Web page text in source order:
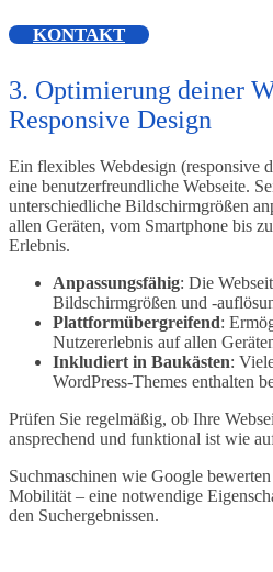
KONTAKT
3. Optimierung deiner
Responsive Design
Ein flexibles Webdesign (responsive
eine benutzerfreundliche Webseite.
unterschiedliche Bildschirmgrößen
allen Geräten, vom Smartphone bis
Erlebnis.
Anpassungsfähig: Die
Bildschirmgrößen und -
Plattformübergreifend:
Nutzererlebnis auf allen
Inkludiert in Baukästen:
WordPress-Themes enthalten
Prüfen Sie regelmäßig, ob Ihre
ansprechend und funktional ist wie
Suchmaschinen wie Google
Mobilität – eine notwendige
den Suchergebnissen.